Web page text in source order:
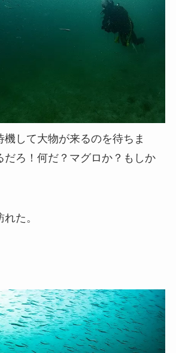
して大物が来るのを待ちま
だろ！何だ？マグロか？もしか
た。